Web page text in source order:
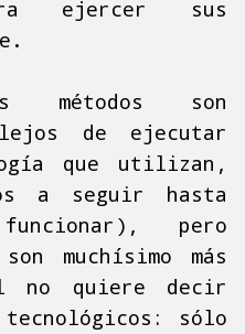
ejercer sus
métodos son
de ejecutar
que utilizan,
a seguir hasta
pero
muchísimo más
no quiere decir
sólo